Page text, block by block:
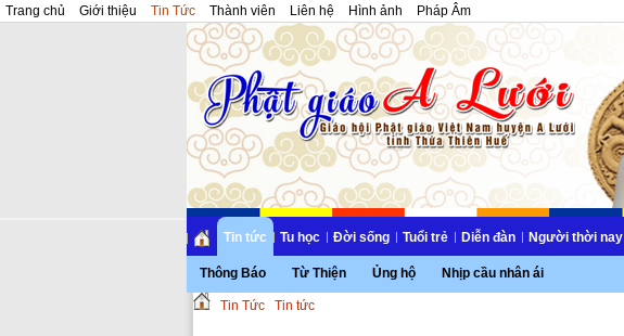
Trang chủ Giới thiệu Tin Tức Thành viên Liên hệ Hình ảnh Pháp Âm
Tin tức
Thông Báo Từ Thiện Ủng hộ Nhịp cầu nhân ái
Tu học Đời sống Tuổi trẻ Diễn đàn Người thời nay
Tin Tức Tin tức